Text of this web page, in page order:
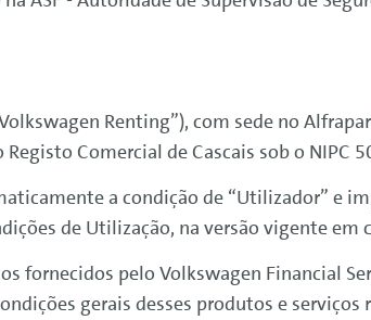
Renting”), com sede no
Comercial de Cascais sob o NIPC
a condição de “Utilizador” e
de Utilização, na versão vigente
fornecidos pelo Volkswagen Financial
gerais desses produtos e